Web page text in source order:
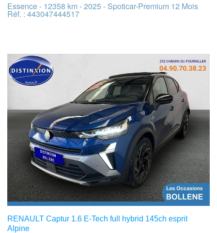
Essence - 12358 km - 2025 - Spoticar-Premium 12 Mois
Réf. : 443047444517
RENAULT Captur 1.6 E-Tech full hybrid 145ch esprit
Alpine